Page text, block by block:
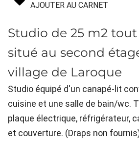
AJOUTER AU CARNET
Studio de 25 m2
situé au second
village de Laroque
Studio équipé d'un canapé-lit
cuisine et une salle de bain/wc.
plaque électrique, réfrigérateur,
et couverture. (Draps non